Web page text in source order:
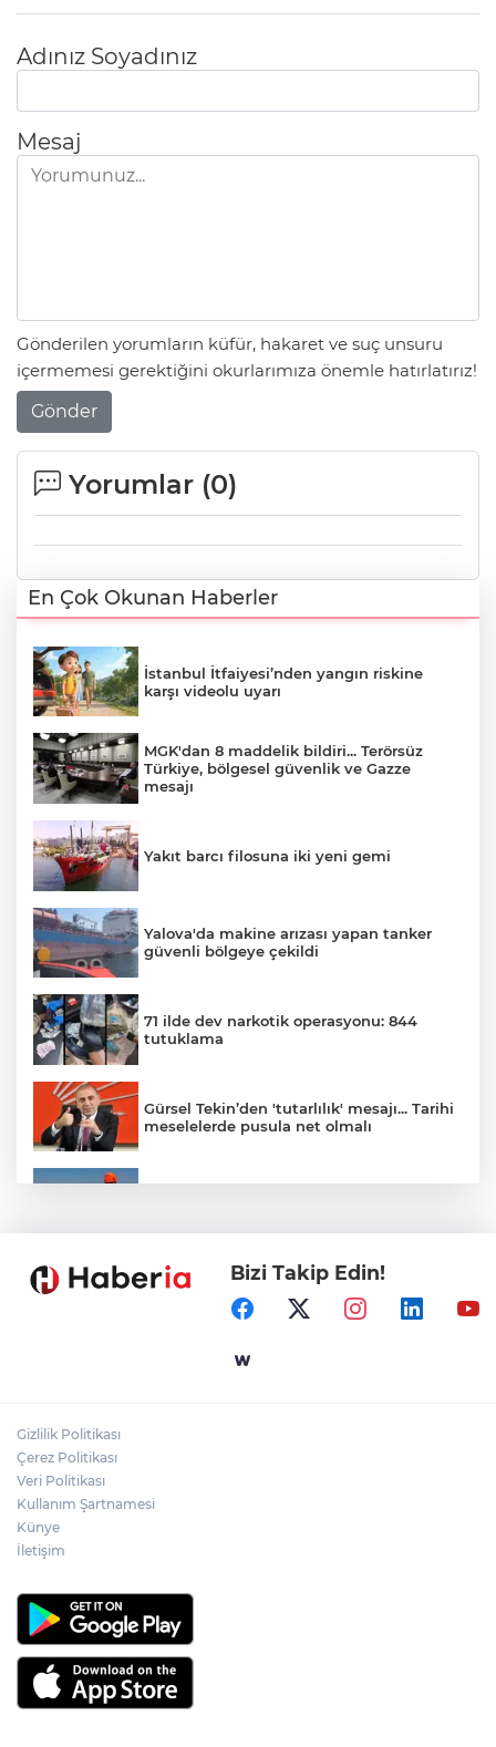
Adınız Soyadınız
Mesaj
Gönderilen yorumların küfür, hakaret ve suç unsuru
içermemesi gerektiğini okurlarımıza önemle hatırlatırız!
Gönder
Yorumlar (0)
En Çok Okunan Haberler
İstanbul İtfaiyesi’nden yangın riskine
karşı videolu uyarı
MGK'dan 8 maddelik bildiri... Terörsüz
Türkiye, bölgesel güvenlik ve Gazze
mesajı
Yakıt barcı filosuna iki yeni gemi
Yalova'da makine arızası yapan tanker
güvenli bölgeye çekildi
71 ilde dev narkotik operasyonu: 844
tutuklama
Gürsel Tekin’den 'tutarlılık' mesajı... Tarihi
meselelerde pusula net olmalı
Samsun’da Alaçam'a yeni yaşam alanı
Yapay zekada onlarca uygulamanın
Bizi Takip Edin!
Gizlilik Politikası
Çerez Politikası
Veri Politikası
Kullanım Şartnamesi
Künye
İletişim